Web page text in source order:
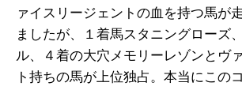
ァイスリージェントの血を持つ馬が
ましたが、１着馬スタニングローズ
ル、４着の大穴メモリーレゾンとヴ
ト持ちの馬が上位独占。本当にこの